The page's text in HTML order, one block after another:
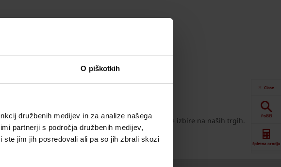
O piškotkih
družbenih medijev in za analize našega
partnerji s področja družbenih medijev,
jim jih posredovali ali pa so jih zbrali skozi
in kvaliteto bivanja več milijonom ljudi.
našega obstoja in poslanstva.
in infrastrukturnih rešitev, ter zaposlovalec prve izbire na naših trgih.
Close
Poišči
Spletna orodja